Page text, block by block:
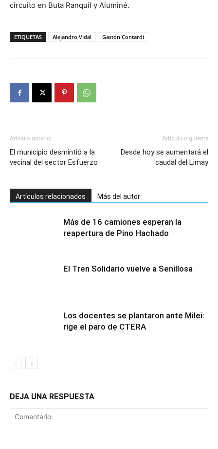
circuito en Buta Ranquil y Aluminé.
ETIQUETAS Alejandro Vidal Gastón Contardi
Artículo anterior
El municipio desmintió a la
vecinal del sector Esfuerzo
Artículo siguiente
Desde hoy se aumentará el
caudal del Limay
Artículos relacionados Más del autor
Más de 16 camiones esperan la
reapertura de Pino Hachado
El Tren Solidario vuelve a Senillosa
Los docentes se plantaron ante Milei:
rige el paro de CTERA
DEJA UNA RESPUESTA